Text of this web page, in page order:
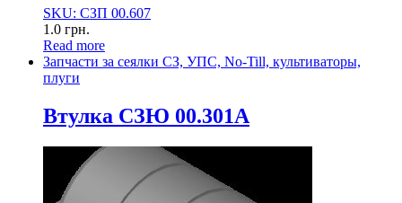
SKU: СЗП 00.607
1.0 грн.
Read more
Запчасти за сеялки СЗ, УПС, No-Till, культиваторы,
плуги
Втулка СЗЮ 00.301А